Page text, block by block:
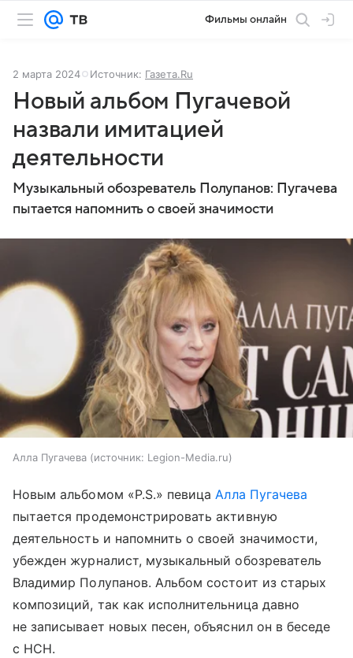
Фильмы онлайн
2 марта 2024 Источник: Газета.Ru
Новый альбом Пугачевой
назвали имитацией
деятельности
Музыкальный обозреватель Полупанов: Пугачева
пытается напомнить о своей значимости
Алла Пугачева источник: Legion-Media.ru
Новым альбомом «P.S.» певица Алла Пугачева
пытается продемонстрировать активную
деятельность и напомнить о своей значимости,
убежден журналист, музыкальный обозреватель
Владимир Полупанов. Альбом состоит из старых
композиций, так как исполнительница давно
не записывает новых песен, объяснил он в беседе
с НСН.